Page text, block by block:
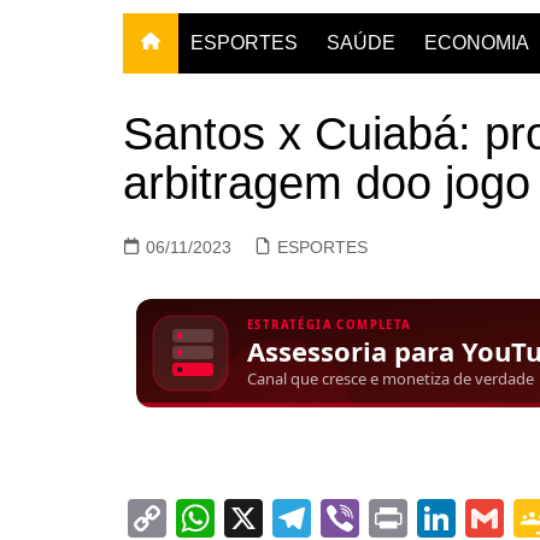
ESPORTES SAÚDE ECONOMIA
Santos x Cuiabá:
arbitragem doo jogo
06/11/2023 ESPORTES
C
W X
T
Vi Pr Li G